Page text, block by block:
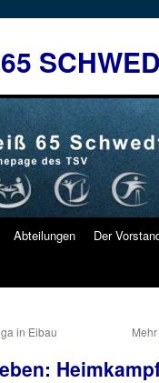
Abteilungen Der
in Eibau